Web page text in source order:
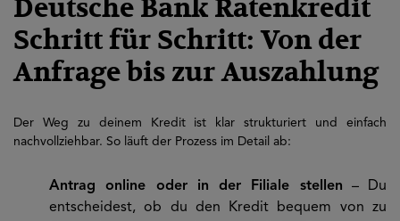
Deutsche Bank Ratenkredit
Schritt für Schritt: Von der
Anfrage bis zur Auszahlung
Der Weg zu deinem Kredit ist klar strukturiert und einfach
nachvollziehbar. So läuft der Prozess im Detail ab:
Antrag online oder in der Filiale stellen – Du
entscheidest, ob du den Kredit bequem von zu